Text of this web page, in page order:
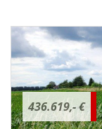
436.619,- €